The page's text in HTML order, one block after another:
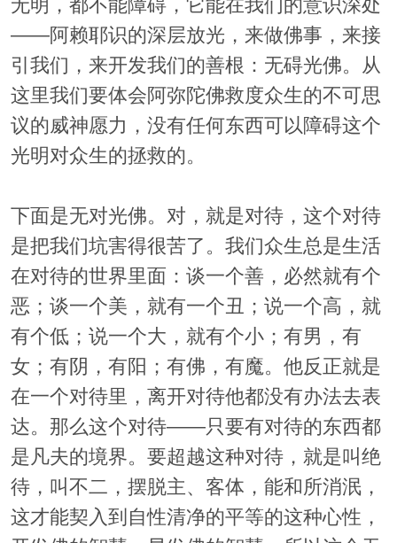
无明，都不能障碍，它能在我们的意识深处
——阿赖耶识的深层放光，来做佛事，来接
引我们，来开发我们的善根：无碍光佛。从
这里我们要体会阿弥陀佛救度众生的不可思
议的威神愿力，没有任何东西可以障碍这个
光明对众生的拯救的。
下面是无对光佛。对，就是对待，这个对待
是把我们坑害得很苦了。我们众生总是生活
在对待的世界里面：谈一个善，必然就有个
恶；谈一个美，就有一个丑；说一个高，就
有个低；说一个大，就有个小；有男，有
女；有阴，有阳；有佛，有魔。他反正就是
在一个对待里，离开对待他都没有办法去表
达。那么这个对待——只要有对待的东西都
是凡夫的境界。要超越这种对待，就是叫绝
待，叫不二，摆脱主、客体，能和所消泯，
这才能契入到自性清净的平等的这种心性，